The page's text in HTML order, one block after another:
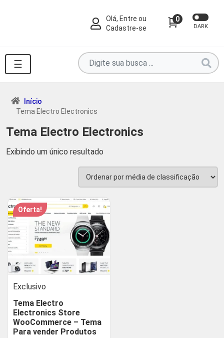
Olá, Entre ou
Cadastre-se
0
DARK
☰
Pesquise
por
produtos
...
Início
Tema Electro Electronics
Tema Electro Electronics
Exibindo um único resultado
Oferta!
Exclusivo
Tema Electro
Electronics Store
WooCommerce – Tema
Para vender Produtos